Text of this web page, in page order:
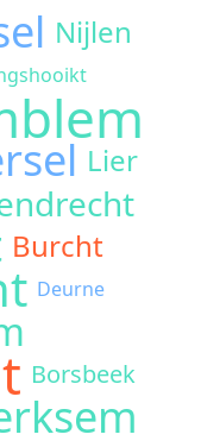
Nijlen
Lier
Burcht
Deurne
Borsbeek